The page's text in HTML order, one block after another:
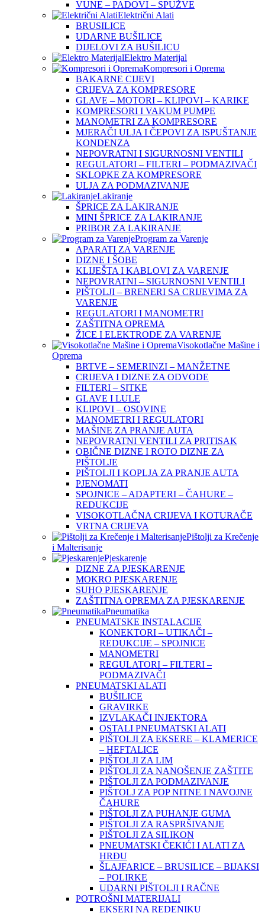
VUNE – PADOVI – SPUŽVE
Električni Alati
BRUSILICE
UDARNE BUŠILICE
DIJELOVI ZA BUŠILICU
Elektro Materijal
Kompresori i Oprema
BAKARNE CIJEVI
CRIJEVA ZA KOMPRESORE
GLAVE – MOTORI – KLIPOVI – KARIKE
KOMPRESORI I VAKUM PUMPE
MANOMETRI ZA KOMPRESORE
MJERAČI ULJA I ČEPOVI ZA ISPUŠTANJE
KONDENZA
NEPOVRATNI I SIGURNOSNI VENTILI
REGULATORI – FILTERI – PODMAZIVAČI
SKLOPKE ZA KOMPRESORE
ULJA ZA PODMAZIVANJE
Lakiranje
ŠPRICE ZA LAKIRANJE
MINI ŠPRICE ZA LAKIRANJE
PRIBOR ZA LAKIRANJE
Program za Varenje
APARATI ZA VARENJE
DIZNE I ŠOBE
KLIJEŠTA I KABLOVI ZA VARENJE
NEPOVRATNI – SIGURNOSNI VENTILI
PIŠTOLJI – BRENERI SA CRIJEVIMA ZA
VARENJE
REGULATORI I MANOMETRI
ZAŠTITNA OPREMA
ŽICE I ELEKTRODE ZA VARENJE
Visokotlačne Mašine i
Oprema
BRTVE – SEMERINZI – MANŽETNE
CRIJEVA I DIZNE ZA ODVODE
FILTERI – SITKE
GLAVE I LULE
KLIPOVI – OSOVINE
MANOMETRI I REGULATORI
MAŠINE ZA PRANJE AUTA
NEPOVRATNI VENTILI ZA PRITISAK
OBIČNE DIZNE I ROTO DIZNE ZA
PIŠTOLJE
PIŠTOLJI I KOPLJA ZA PRANJE AUTA
PJENOMATI
SPOJNICE – ADAPTERI – ČAHURE –
REDUKCIJE
VISOKOTLAČNA CRIJEVA I KOTURAČE
VRTNA CRIJEVA
Pištolji za Krečenje
i Malterisanje
Pjeskarenje
DIZNE ZA PJESKARENJE
MOKRO PJESKARENJE
SUHO PJESKARENJE
ZAŠTITNA OPREMA ZA PJESKARENJE
Pneumatika
PNEUMATSKE INSTALACIJE
KONEKTORI – UTIKAČI –
REDUKCIJE – SPOJNICE
MANOMETRI
REGULATORI – FILTERI –
PODMAZIVAČI
PNEUMATSKI ALATI
BUŠILICE
GRAVIRKE
IZVLAKAČI INJEKTORA
OSTALI PNEUMATSKI ALATI
PIŠTOLJI ZA EKSERE – KLAMERICE
– HEFTALICE
PIŠTOLJI ZA LIM
PIŠTOLJI ZA NANOŠENJE ZAŠTITE
PIŠTOLJI ZA PODMAZIVANJE
PIŠTOLJ ZA POP NITNE I NAVOJNE
ČAHURE
PIŠTOLJI ZA PUHANJE GUMA
PIŠTOLJI ZA RASPRŠIVANJE
PIŠTOLJI ZA SILIKON
PNEUMATSKI ČEKIĆI I ALATI ZA
HRĐU
ŠLAJFARICE – BRUSILICE – BIJAKSI
– POLIRKE
UDARNI PIŠTOLJI I RAČNE
POTROŠNI MATERIJALI
EKSERI NA REDENIKU